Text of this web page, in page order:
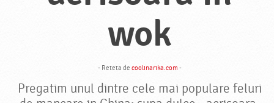
wok
- Reteta de coolinarika.com -
Pregatim unul dintre cele mai populare feluri